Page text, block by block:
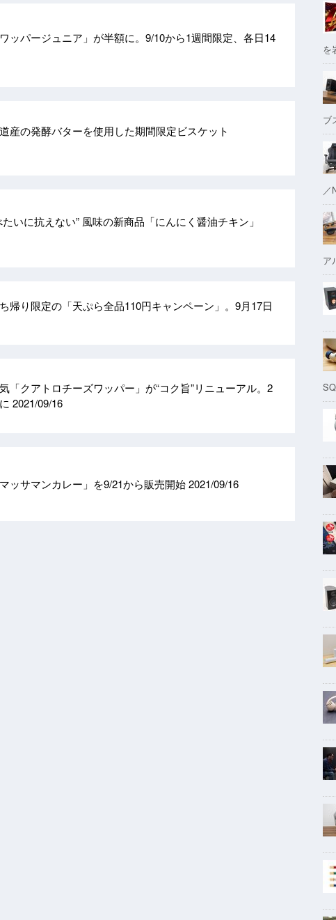
ッパージュニア」が半額に。9/10から1週間限定、各日14
産の発酵バターを使用した期間限定ビスケット
いに抗えない” 風味の新商品「にんにく醤油チキン」
帰り限定の「天ぷら全品110円キャンペーン」。9月17日
「クアトロチーズワッパー」が“コク旨”リニューアル。2
2021/09/16
ッサマンカレー」を9/21から販売開始2021/09/16
を
ブ
／
ア